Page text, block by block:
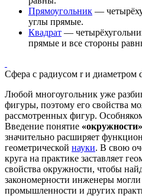
Прямоугольник —
углы прямые.
Квадрат —
прямые и все стороны
Сфера с радиусом r и диаметром
Любой многоугольник уже
фигуры, поэтому его свойства
рассмотренных фигур.
Введение понятие «окружности»
значительно расширяет
геометрической науки. В свою
круга на практике заставляет
свойства окружности, чтобы
закономерности инженеры
промышленности и других